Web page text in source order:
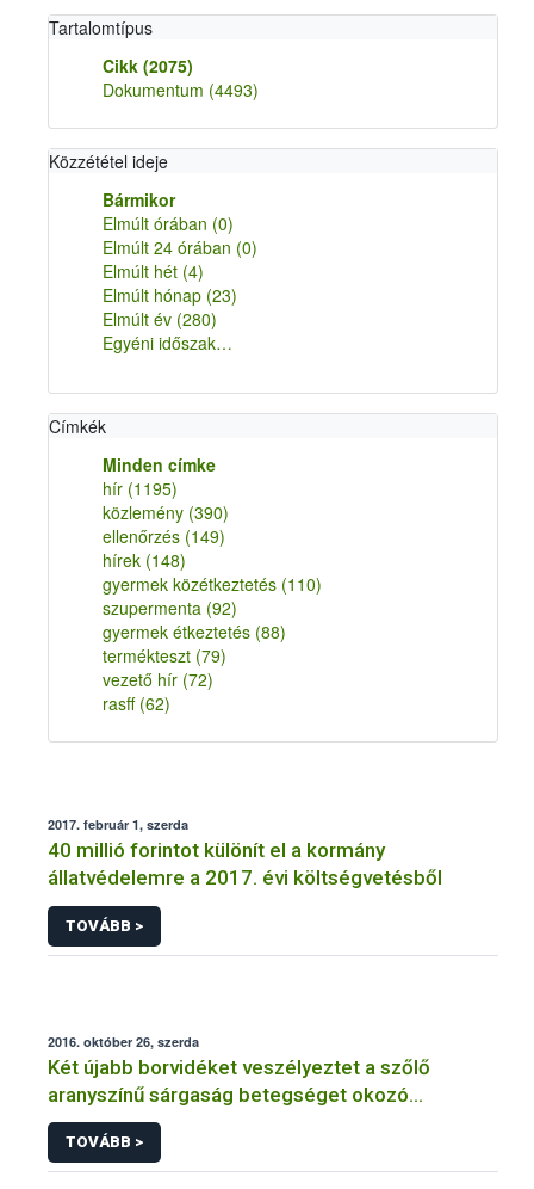
Tartalomtípus
Cikk (2075)
Dokumentum (4493)
Közzététel ideje
Bármikor
Elmúlt órában (0)
Elmúlt 24 órában (0)
Elmúlt hét (4)
Elmúlt hónap (23)
Elmúlt év (280)
Egyéni időszak…
Címkék
Minden címke
hír (1195)
közlemény (390)
ellenőrzés (149)
hírek (148)
gyermek közétkeztetés (110)
szupermenta (92)
gyermek étkeztetés (88)
termékteszt (79)
vezető hír (72)
rasff (62)
2017. február 1, szerda
40 millió forintot különít el a kormány
állatvédelemre a 2017. évi költségvetésből
TOVÁBB >
2016. október 26, szerda
Két újabb borvidéket veszélyeztet a szőlő
aranyszínű sárgaság betegséget okozó
fitoplazma
TOVÁBB >